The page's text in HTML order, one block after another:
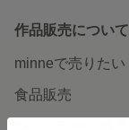
作品販売について
minneで売りたい
食品販売